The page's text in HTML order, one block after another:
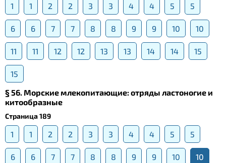
1 1 2 2 3 3 4 4 5 5
6 6 7 7 8 8 9 9 10 10
11 11 12 12 13 13 14 14 15
15
§ 56. Морские млекопитающие: отряды ластоногие и
китообразные
Страница 189
1 1 2 2 3 3 4 4 5 5
6 6 7 7 8 8 9 9 10 10